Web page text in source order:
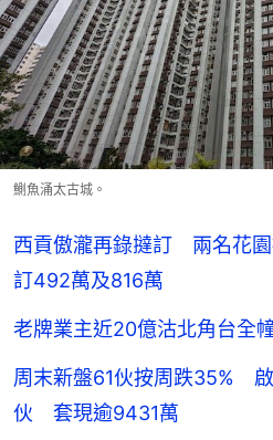
鰂魚涌太古城。
西貢傲瀧再錄撻訂 兩名花
訂492萬及816萬
老牌業主近20億沽北角台全
周末新盤61伙按周跌35%
伙 套現逾9431萬